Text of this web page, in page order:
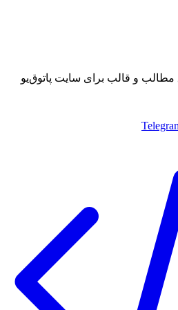
مطالب و قالب برای سایت پاتوق‌یو